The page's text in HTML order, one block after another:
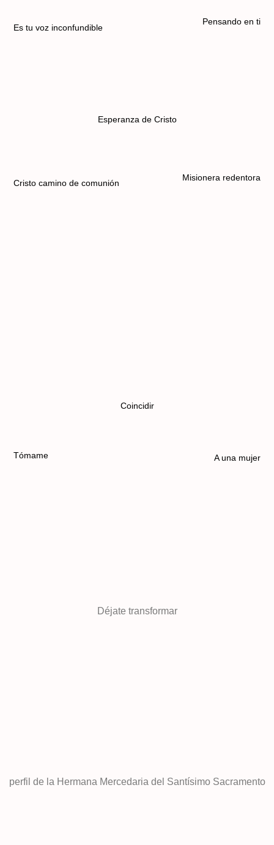
Es tu voz inconfundible
Pensando en ti
Esperanza de Cristo
Cristo camino de comunión
Misionera redentora
Coincidir
Tómame A una mujer
Déjate transformar
perfil de la Hermana Mercedaria del Santísimo Sacramento